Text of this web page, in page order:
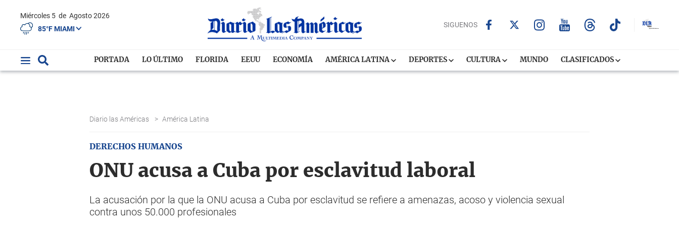
Miércoles 5 de Agosto 2026
85°F MIAMI
SIGUENOS
PORTADA LO ÚLTIMO FLORIDA EEUU ECONOMÍA AMÉRICA LATINA DEPORTES CULTURA MUNDO CLASIFICADOS
Diario las Américas > América Latina
DERECHOS HUMANOS
ONU acusa a Cuba por esclavitud laboral
La acusación por la que la ONU acusa a Cuba por esclavitud se refiere a amenazas, acoso y violencia sexual
contra unos 50.000 profesionales